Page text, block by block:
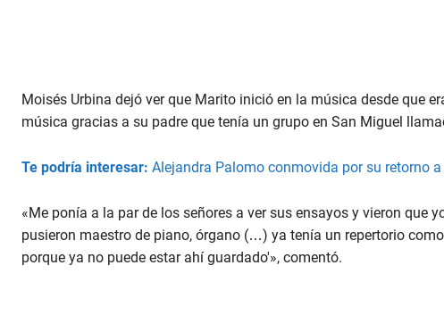
Moisés Urbina dejó ver que Marito inició en la música desde que
música gracias a su padre que tenía un grupo en San Miguel
Te podría interesar: Alejandra Palomo conmovida por su retorno
«Me ponía a la par de los señores a ver sus ensayos y vieron que
pusieron maestro de piano, órgano (…) ya tenía un repertorio
porque ya no puede estar ahí guardado'», comentó.